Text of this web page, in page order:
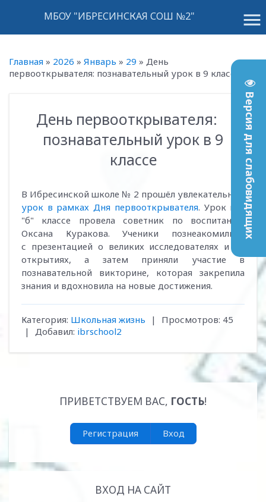
Версия для слабовидящих
menu
МБОУ "ИБРЕСИНСКАЯ СОШ №2"
Главная » 2026 » Январь » 29 » День
первооткрывателя: познавательный урок в 9 классе
День первооткрывателя:
познавательный урок в 9
классе
В Ибресинской школе № 2 прошёл увлекательный
урок в рамках Дня первооткрывателя. Урок в 9
"б" классе провела советник по воспитанию
Оксана Куракова. Ученики познеакомились
с презентацией о великих исследователях и их
открытиях, а затем приняли участие в
познавательной викторине, которая закрепила
знания и вдохновила на новые достижения.
Категория: Школьная жизнь | Просмотров: 45
|
Добавил: ibrschool2
ПРИВЕТСТВУЕМ ВАС, ГОСТЬ!
Регистрация Вход
ВХОД НА САЙТ